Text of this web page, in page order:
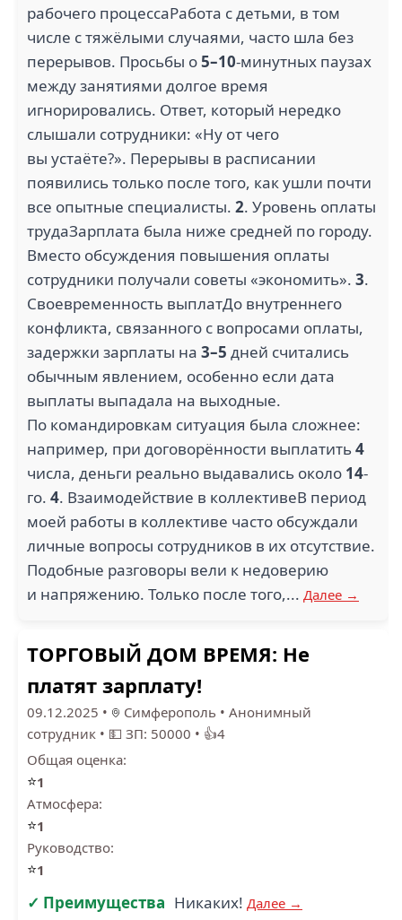
рабочего процессаРабота с детьми, в том
числе с тяжёлыми случаями, часто шла без
перерывов. Просьбы о5–10-минутных паузах
между занятиями долгое время
игнорировались. Ответ, который нередко
слышали сотрудники: «Ну от чего
вы устаёте?». Перерывы в расписании
появились только после того, как ушли почти
все опытные специалисты. 2. Уровень оплаты
трудаЗарплата была ниже средней по городу.
Вместо обсуждения повышения оплаты
сотрудники получали советы «экономить». 3.
Своевременность выплатДо внутреннего
конфликта, связанного с вопросами оплаты,
задержки зарплаты на 3–5 дней считались
обычным явлением, особенно если дата
выплаты выпадала на выходные.
По командировкам ситуация была сложнее:
например, при договорённости выплатить4
числа, деньги реально выдавались около 14-
го. 4. Взаимодействие в коллективеВ период
моей работы в коллективе часто обсуждали
личные вопросы сотрудников в их отсутствие.
Подобные разговоры вели к недоверию
и напряжению. Только после того,... Далее →
ТОРГОВЫЙ ДОМ ВРЕМЯ: Не
платят зарплату!
09.12.2025 • Симферополь • Анонимный
сотрудник • 💵 ЗП: 50000 • 👍4
Общая оценка:
⭐1
Атмосфера:
⭐1
Руководство:
⭐1
✓ Преимущества Никаких! Далее →